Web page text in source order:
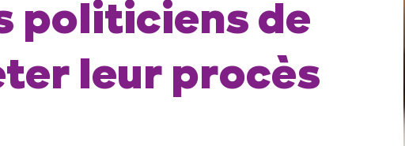
politiciens de
leur procès